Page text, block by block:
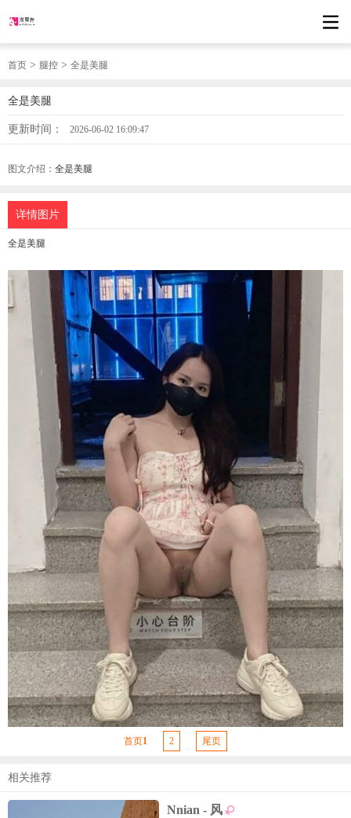
首页 > 腿控 > 全是美腿
全是美腿
更新时间： 2026-06-02 16:09:47
图文介绍： 全是美腿
详情图片
全是美腿
首页1 2 尾页
相关推荐
Nnian - 风